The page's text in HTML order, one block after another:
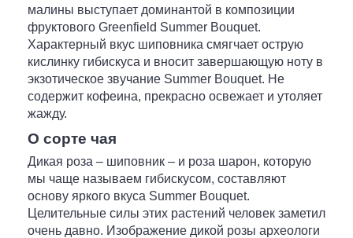
малины выступает доминантой в композиции
фруктового Greenfield Summer Bouquet.
Характерный вкус шиповника смягчает острую
кислинку гибискуса и вносит завершающую ноту в
экзотическое звучание Summer Bouquet. Не
содержит кофеина, прекрасно освежает и утоляет
жажду.
О сорте чая
Дикая роза – шиповник – и роза шарон, которую
мы чаще называем гибискусом, составляют
основу яркого вкуса Summer Bouquet.
Целительные силы этих растений человек заметил
очень давно. Изображение дикой розы археологи